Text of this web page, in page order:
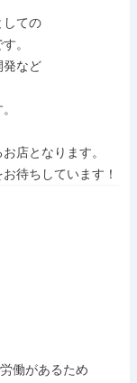
しての
。
発など
店となります。
待ちしています！
働があるため